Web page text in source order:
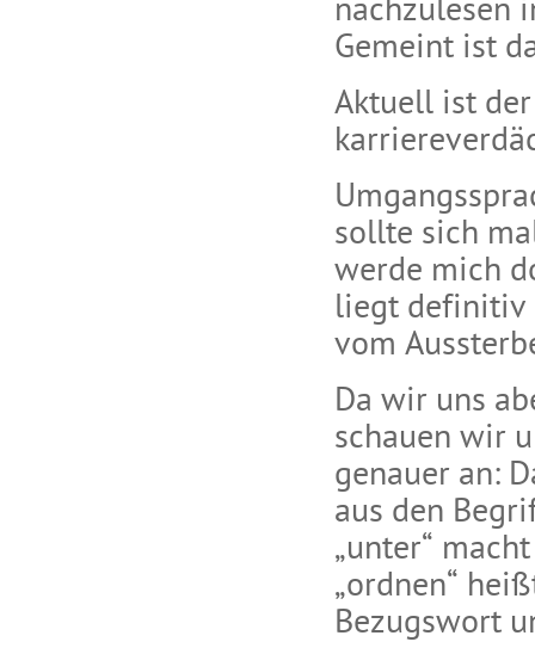
nachzulesen
Gemeint ist
Aktuell ist
sollte sich
werde mich
liegt definitiv
vom
Da wir uns
schauen wir
genauer an:
aus den
„unter“
„ordnen“
Bezugswort